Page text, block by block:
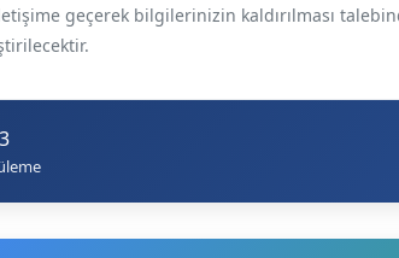
geçerek bilgilerinizin kaldırılması